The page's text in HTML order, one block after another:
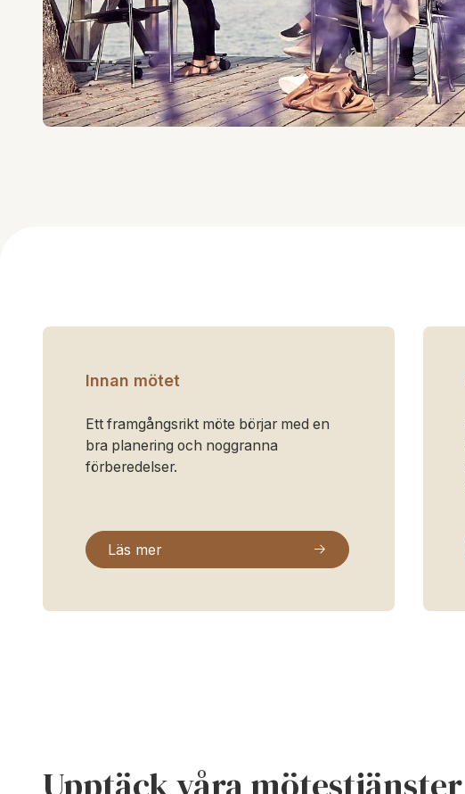
Innan mötet
Ett framgångsrikt möte börjar med en
bra planering och noggranna
förberedelser.
Läs mer